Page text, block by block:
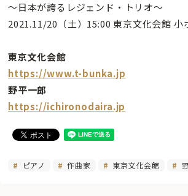
～日本が誇るレジェンド・トリオ～
2021.11/20（土）15:00 東京文化会館 小
東京文化会館
https://www.t-bunka.jp
野平一郎
https://ichironodaira.jp
ピアノ 作曲家 東京文化会館